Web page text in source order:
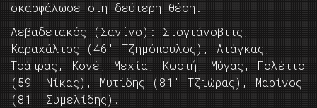
σκαρφάλωσε στη δεύτερη θέση.
Λεβαδειακός (Σανίνο): Στογιάνοβιτς,
Καραχάλιος (46′ Τζημόπουλος), Λιάγκας,
Τσάπρας, Κονέ, Μεχία, Κωστή, Μύγας, Πολέττο
(59′ Νίκας), Μυτίδης (81′ Τζιώρας), Μαρίνος
(81′ Συμελίδης).